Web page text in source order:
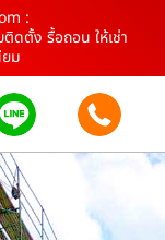
:
ดตั้ง รื้อถอน ให้เช่า
ม